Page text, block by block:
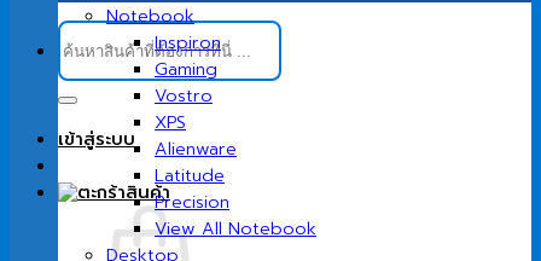
ค้นหา:
เข้าสู่ระบบ
Notebook
Inspiron
Gaming
Vostro
XPS
Alienware
Latitude
Precision
View All Notebook
Desktop